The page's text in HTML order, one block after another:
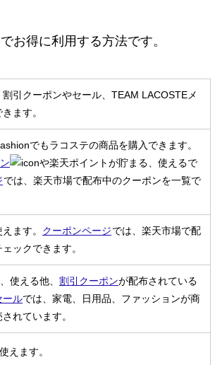
お得に利用する方法です。
引クーポンやセール、TEAM LACOSTEメ
ます。
でもラコステの商品を購入できます。
や楽天ポイントが貯まる、使えるで
では、楽天市場で配布中のクーポンを一覧で
ます。 クーポンページでは、楽天市場で配
ックできます。
使える他、 割引クーポンが配布されている
ールでは、家電、日用品、ファッションが商
れています。
えます。